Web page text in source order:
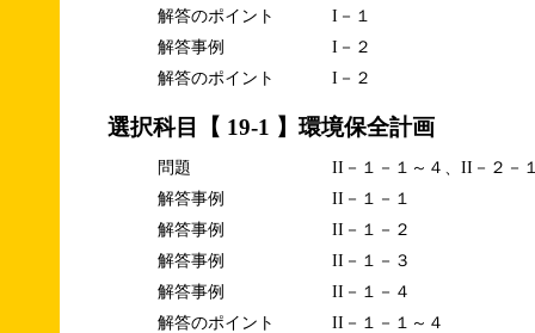
解答のポイント
I－１
解答事例
I－２
解答のポイント
I－２
選択科目【 19-1 】環境保全計画
問題
II－１－１～４、II－２－
解答事例
II－１－１
解答事例
II－１－２
解答事例
II－１－３
解答事例
II－１－４
解答のポイント
II－１－１～４